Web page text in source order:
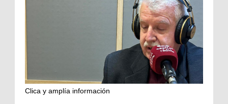
Clica y amplía información